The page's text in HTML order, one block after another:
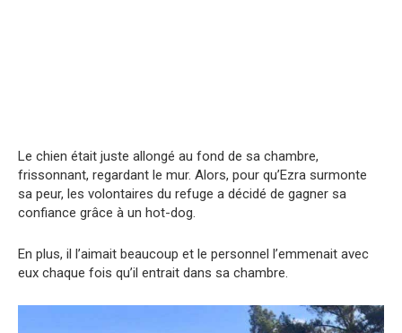
Le chien était juste allongé au fond de sa chambre,
frissonnant, regardant le mur. Alors, pour qu’Ezra surmonte
sa peur, les volontaires du refuge a décidé de gagner sa
confiance grâce à un hot-dog.
En plus, il l’aimait beaucoup et le personnel l’emmenait avec
eux chaque fois qu’il entrait dans sa chambre.